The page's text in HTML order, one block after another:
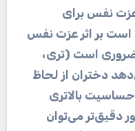
نفس برای
بر اثر عزت نفس
ضروری است (تری،
دختران از لحاظ
بالاتری
دقیق‌تر می‌توان